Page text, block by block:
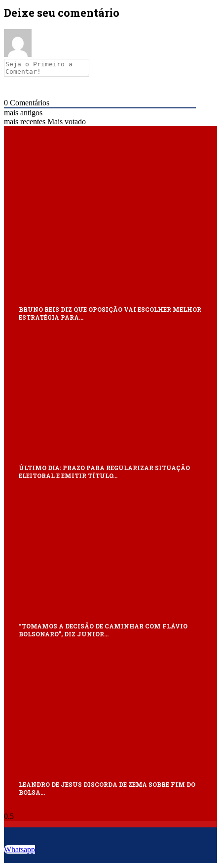
Deixe seu comentário
0 Comentários
mais antigos
mais recentes Mais votado
BRUNO REIS DIZ QUE OPOSIÇÃO VAI ESCOLHER MELHOR
ESTRATÉGIA PARA…
ÚLTIMO DIA: PRAZO PARA REGULARIZAR SITUAÇÃO
ELEITORAL E EMITIR TÍTULO…
“TOMAMOS A DECISÃO DE CAMINHAR COM FLÁVIO
BOLSONARO”, DIZ JUNIOR…
LEANDRO DE JESUS DISCORDA DE ZEMA SOBRE FIM DO
BOLSA…
Whatsapp